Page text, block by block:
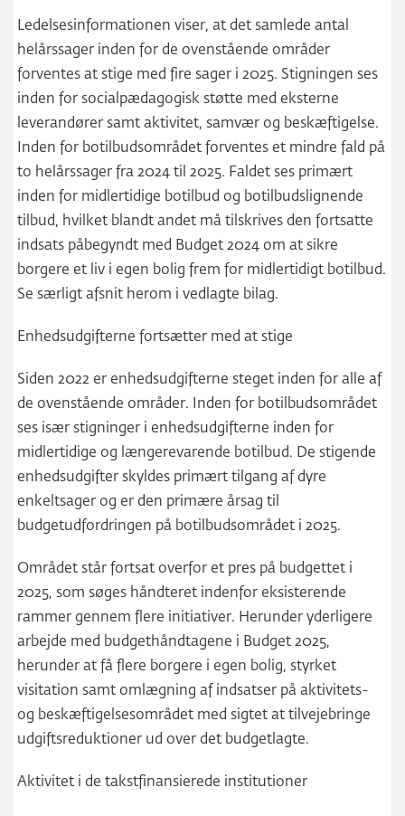
Ledelsesinformationen viser, at det samlede antal
helårssager inden for de ovenstående områder
forventes at stige med fire sager i 2025. Stigningen ses
inden for socialpædagogisk støtte med eksterne
leverandører samt aktivitet, samvær og beskæftigelse.
Inden for botilbudsområdet forventes et mindre fald på
to helårssager fra 2024 til 2025. Faldet ses primært
inden for midlertidige botilbud og botilbudslignende
tilbud, hvilket blandt andet må tilskrives den fortsatte
indsats påbegyndt med Budget 2024 om at sikre
borgere et liv i egen bolig frem for midlertidigt botilbud.
Se særligt afsnit herom i vedlagte bilag.
Enhedsudgifterne fortsætter med at stige
Siden 2022 er enhedsudgifterne steget inden for alle af
de ovenstående områder. Inden for botilbudsområdet
ses især stigninger i enhedsudgifterne inden for
midlertidige og længerevarende botilbud. De stigende
enhedsudgifter skyldes primært tilgang af dyre
enkeltsager og er den primære årsag til
budgetudfordringen på botilbudsområdet i 2025.
Området står fortsat overfor et pres på budgettet i
2025, som søges håndteret indenfor eksisterende
rammer gennem flere initiativer. Herunder yderligere
arbejde med budgethåndtagene i Budget 2025,
herunder at få flere borgere i egen bolig, styrket
visitation samt omlægning af indsatser på aktivitets-
og beskæftigelsesområdet med sigtet at tilvejebringe
udgiftsreduktioner ud over det budgetlagte.
Aktivitet i de takstfinansierede institutioner